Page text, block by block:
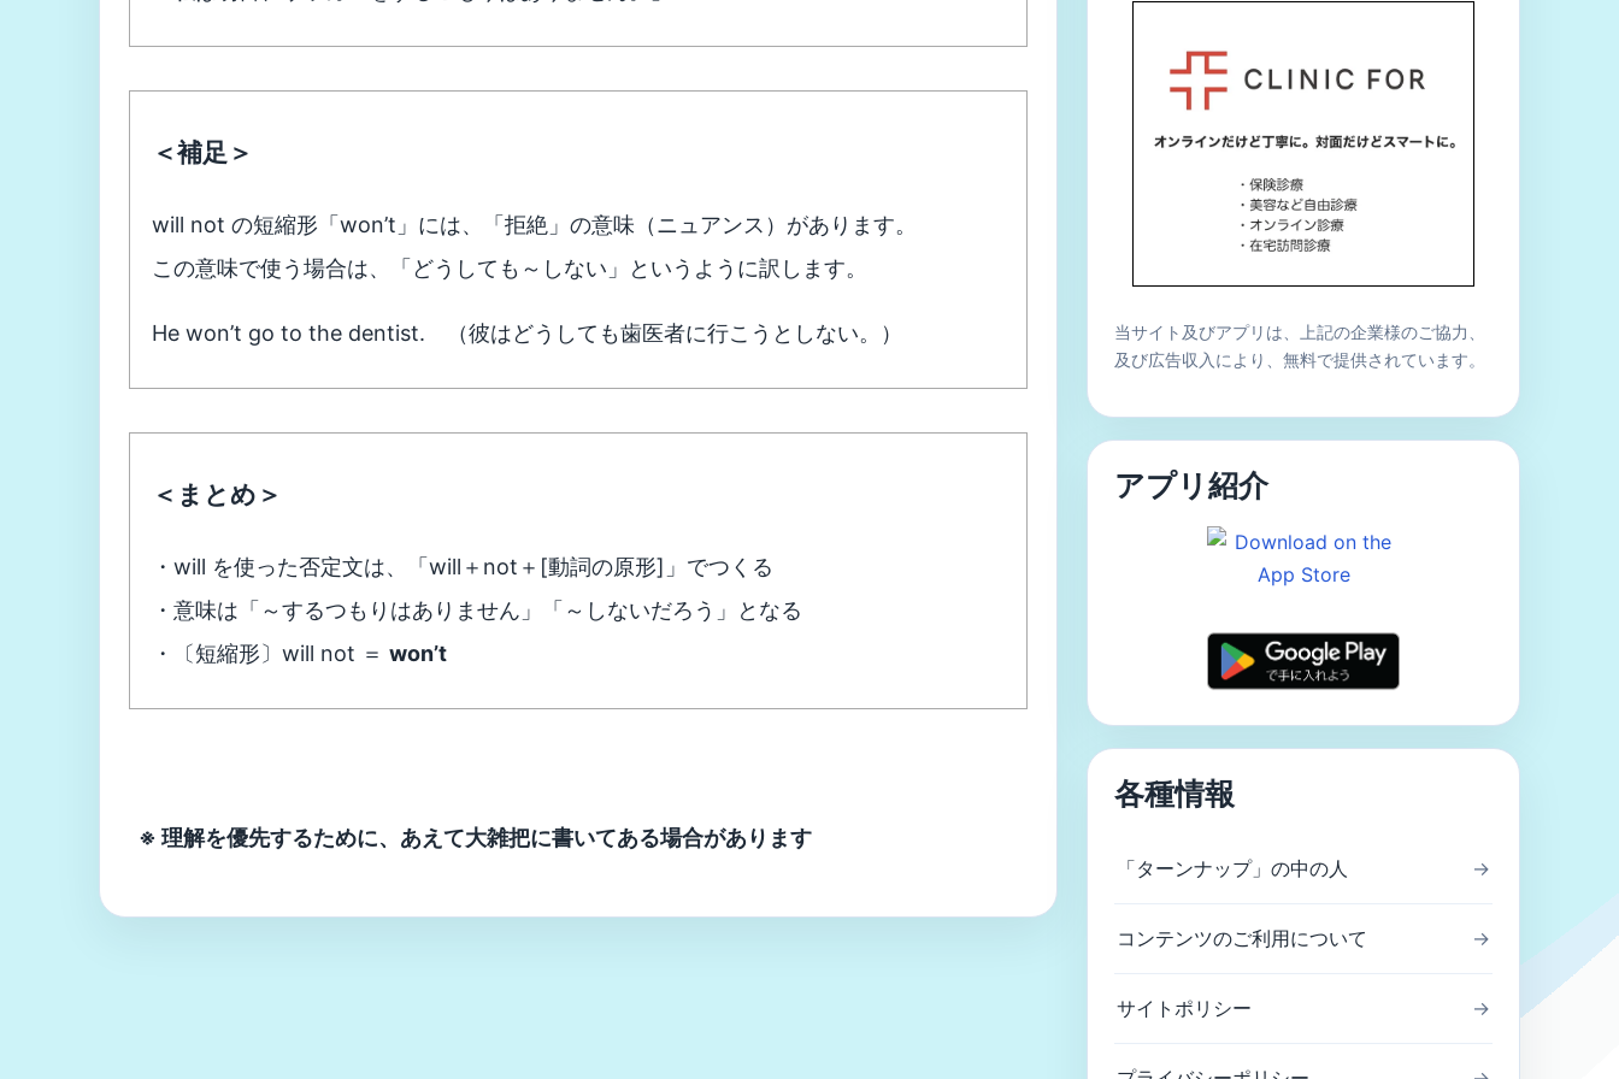
＜補足＞
will not の短縮形「won’t」には、「拒絶」の意味（ニュアンス）があります。
この意味で使う場合は、「どうしても～しない」というように訳します。
He won’t go to the dentist. （彼はどうしても歯医者に行こうとしない。）
＜まとめ＞
・will を使った否定文は、「will＋not＋[動詞の原形]」でつくる
・意味は「～するつもりはありません」「～しないだろう」となる
・〔短縮形〕will not ＝ won’t
※ 理解を優先するために、あえて大雑把に書いてある場合があります
当サイト及びアプリは、上記の企業様のご協力、
及び広告収入により、無料で提供されています。
アプリ紹介
各種情報
「ターンナップ」の中の人 →
コンテンツのご利用について →
サイトポリシー →